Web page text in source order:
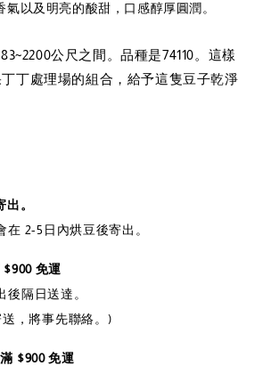
以及明亮的酸甜，口感醇厚圓潤。
公尺之間。品種是74110。這樣
丁處理場的組合，給予這隻豆子乾淨
。
2-5日內烘豆後寄出。
$900 免運
隔日送達。
，將事先聯絡。)
$900 免運